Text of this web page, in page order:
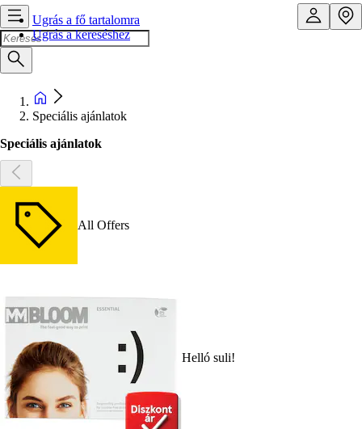
Ugrás a fő tartalomra
Ugrás a kereséshez
Speciális ajánlatok
Speciális ajánlatok
All Offers
Helló suli!